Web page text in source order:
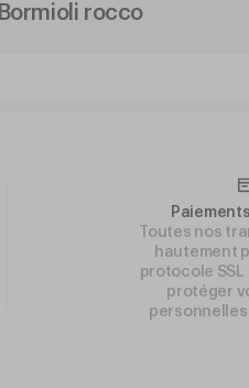
Bormioli rocco
Toutes nos
hautement
protocole
protéger